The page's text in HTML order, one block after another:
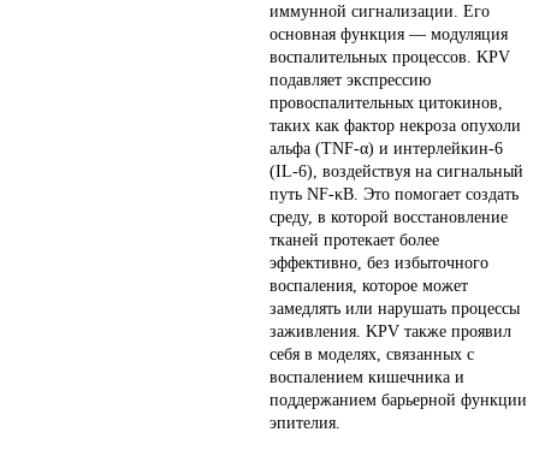
иммунной сигнализации. Его
основная функция — модуляция
воспалительных процессов. KPV
подавляет экспрессию
провоспалительных цитокинов,
таких как фактор некроза опухоли
альфа (TNF-α) и интерлейкин-6
(IL-6), воздействуя на сигнальный
путь NF-κB. Это помогает создать
среду, в которой восстановление
тканей протекает более
эффективно, без избыточного
воспаления, которое может
замедлять или нарушать процессы
заживления. KPV также проявил
себя в моделях, связанных с
воспалением кишечника и
поддержанием барьерной функции
эпителия.